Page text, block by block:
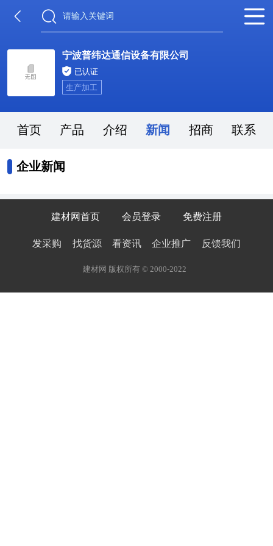
宁波普纬达通信设备有限公司
已认证
生产加工
首页 产品 介绍 新闻 招商 联系
企业新闻
建材网首页 会员登录 免费注册
发采购 找货源 看资讯 企业推广 反馈我们
建材网 版权所有 © 2000-2022